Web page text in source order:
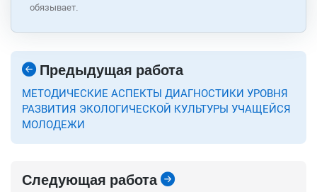
обязывает.
Предыдущая работа
МЕТОДИЧЕСКИЕ АСПЕКТЫ ДИАГНОСТИКИ УРОВНЯ
РАЗВИТИЯ ЭКОЛОГИЧЕСКОЙ КУЛЬТУРЫ УЧАЩЕЙСЯ
МОЛОДЕЖИ
Следующая работа